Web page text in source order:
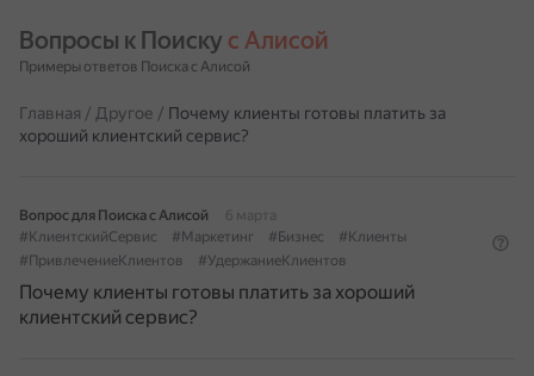
Вопросы к Поиску с Алисой
Примеры ответов Поиска с Алисой
Главная / Другое / Почему клиенты готовы платить за
хороший клиентский сервис?
Вопрос для Поиска с Алисой
6 марта
#КлиентскийСервис
#Маркетинг #Бизнес
#Клиенты
#ПривлечениеКлиентов
#УдержаниеКлиентов
Почему клиенты готовы платить за хороший
клиентский сервис?